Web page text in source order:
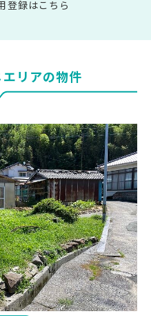
登録はこちら
リアの物件